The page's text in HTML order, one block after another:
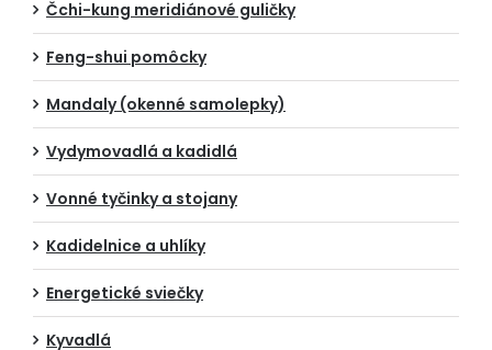
Čchi-kung meridiánové guličky
Feng-shui pomôcky
Mandaly (okenné samolepky)
Vydymovadlá a kadidlá
Vonné tyčinky a stojany
Kadidelnice a uhlíky
Energetické sviečky
Kyvadlá